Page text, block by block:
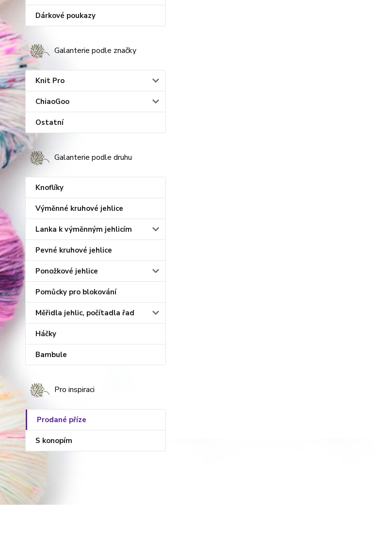
Dárkové poukazy
Galanterie podle značky
Knit Pro
ChiaoGoo
Ostatní
Galanterie podle druhu
Knoflíky
Výměnné kruhové jehlice
Lanka k výměnným jehlicím
Pevné kruhové jehlice
Ponožkové jehlice
Pomůcky pro blokování
Měřidla jehlic, počítadla řad
Háčky
Bambule
Pro inspiraci
Prodané příze
S konopím